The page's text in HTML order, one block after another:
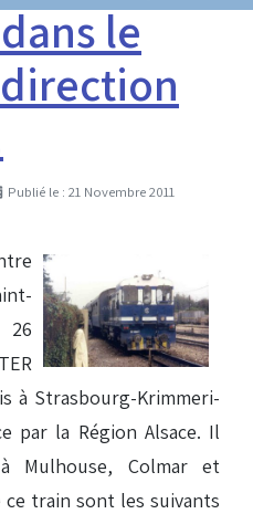
le
Publié le : 21 Novembre 2011
à Strasbourg-Krimmeri-
par la Région Alsace. Il
Mulhouse, Colmar et
ce train sont les suivants